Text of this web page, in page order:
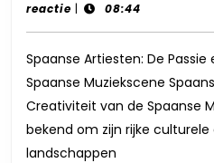
en
van
reactie | 08:44
Spaanse Artiesten: De
Spaanse Muziekscene
Creativiteit van de Spaanse
bekend om zijn rijke
landschappen